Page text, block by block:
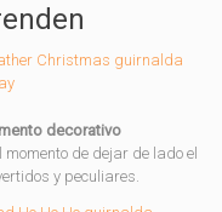
decorativo
momento de dejar de lado el
y peculiares.